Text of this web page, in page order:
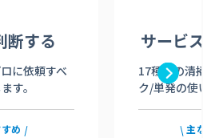
断する
に依頼すべ
す。
め
サービ
17種類の清
ク/単発の使
主